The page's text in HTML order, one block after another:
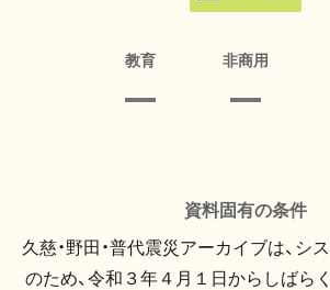
教育 非商用
資料固有の条件
久慈・野田・普代震災アーカイブは、シ
のため、令和３年４月１日からしばら